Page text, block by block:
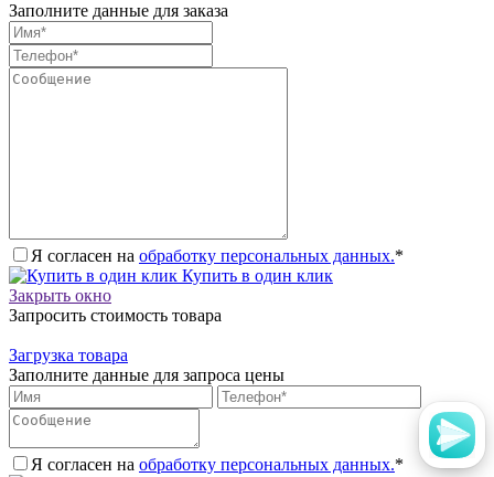
Заполните данные для заказа
Я согласен на обработку персональных данных.*
Купить в один клик
Закрыть окно
Запросить стоимость товара
Загрузка товара
Заполните данные для запроса цены
Я согласен на обработку персональных данных.*